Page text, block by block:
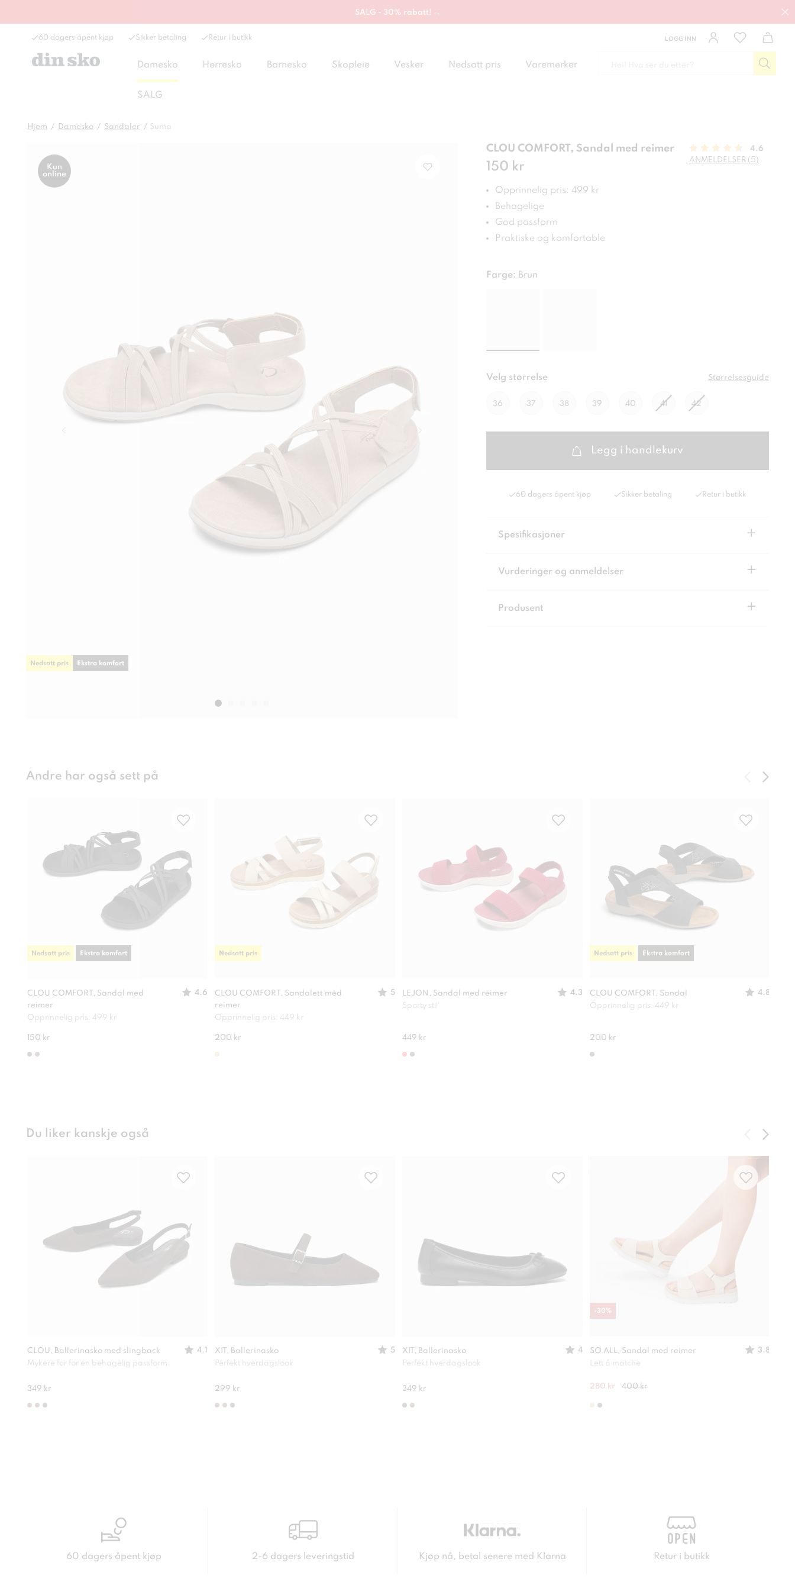
SALG - 30% rabatt! →
60 dagers åpent kjøp Sikker betaling Retur i butikk LOGG INN
Damesko Herresko Barnesko Skopleie Vesker Nedsatt pris Varemerker
SALG
Hjem Damesko Sandaler Suma
Kun
online
Nedsatt pris Ekstra komfort
CLOU COMFORT, Sandal med reimer
Pris: 150 kr
150 kr
4.6
ANMELDELSER (5)
Opprinnelig pris: 499 kr
Behagelige
God passform
Praktiske og komfortable
Farge: Brun
Velg størrelse Størrelsesguide
36 37 38 39 40 41 42
Legg i handlekurv
60 dagers åpent kjøp Sikker betaling Retur i butikk
Spesifikasjoner +
Vurderinger og anmeldelser +
Produsent +
Andre har også sett på
CLOU COMFORT, Sandal med
reimer
4.6
Opprinnelig pris: 499 kr
150 kr
Nedsatt pris Ekstra komfort
CLOU COMFORT, Sandalett med
reimer
5
Opprinnelig pris: 449 kr
200 kr
Nedsatt pris
LEJON, Sandal med reimer
4.3
Sporty stil
449 kr
CLOU COMFORT, Sandal
4.8
Opprinnelig pris: 449 kr
200 kr
Nedsatt pris Ekstra komfort
Du liker kanskje også
CLOU, Ballerinasko med slingback
4.1
Mykere for for en behagelig passform
349 kr
XIT, Ballerinasko
5
Perfekt hverdagslook
299 kr
XIT, Ballerinasko
4
Perfekt hverdagslook
349 kr
SO ALL, Sandal med reimer
3.8
Lett å matche
280 kr 400 kr
-30%
60 dagers åpent kjøp 2-6 dagers leveringstid Kjøp nå, betal senere med Klarna Retur i butikk